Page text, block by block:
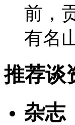
前，
有名
推荐谈
杂志